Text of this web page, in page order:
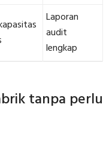
Laporan
audit
lengkap
tanpa perlu